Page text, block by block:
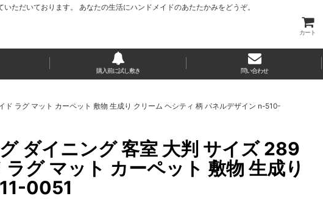
ただいております。 あなたの生活にハンドメイドのあたたかみをどうぞ。
カート
購入前に試し敷き 問い合わせ
ラグ マット カーペット 敷物 生成り クリーム ヘシティ 柄 パネルデザイン n-510-
ダイニング 客室 大判 サイズ 289
グ マット カーペット 敷物 生成り
0051